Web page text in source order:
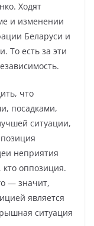
Ходят
и изменении
Беларуси и
То есть за эти
что
посадками,
ситуации,
неприятия
кто оппозиция.
— значит,
является
ситуация